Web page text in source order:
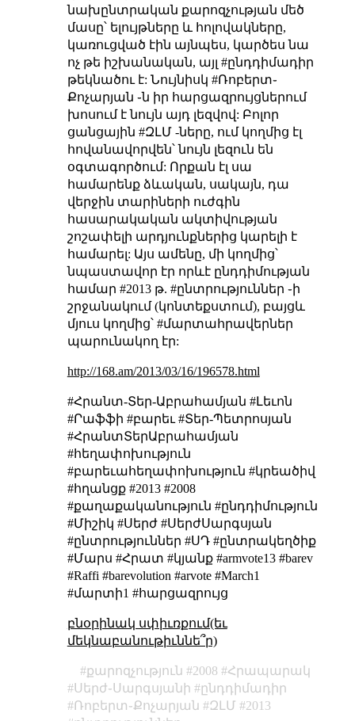
նախընտրական քարոզչության մեծ
մասը՝ ելույթները և հոլովակները,
կառուցված էին այնպես, կարծես նա
ոչ թե իշխանական, այլ #ընդդիմադիր
թեկնածու է: Նույնիսկ #Ռոբերտ֊
Քոչարյան ֊ն իր հարցազրույցներում
խոսում է նույն այդ լեզվով: Բոլոր
ցանցային #ԶԼՄ -ները, ում կողմից էլ
հովանավորվեն՝ նույն լեզուն են
օգտագործում: Որքան էլ սա
համարենք ձևական, սակայն, դա
վերջին տարիների ուժգին
հասարակական ակտիվության
շոշափելի արդյունքներից կարելի է
համարել: Այս ամենը, մի կողմից՝
նպաստավոր էր որևէ ընդդիմության
համար #2013 թ. #ընտրություններ ֊ի
շրջանակում (կոնտեքստում), բայցև
մյուս կողմից՝ #մարտահրավերներ
պարունակող էր:
http://168.am/2013/03/16/196578.html
#Հրանտ-Տեր-Աբրահամյան #Լեւոն
#Րաֆֆի #բարեւ #Տեր-Պետրոսյան
#ՀրանտՏերԱբրահամյան
#հեղափոխություն
#բարեւահեղափոխություն #կրեածիվ
#հղանցք #2013 #2008
#քաղաքականություն #ընդդիմություն
#Միշիկ #Սերժ #ՍերժՍարգսյան
#ընտրություններ #ՍԴ #ընտրակեղծիք
#Մարս #Հրատ #կյանք #armvote13 #barev
#Raffi #barevolution #arvote #March1
#մարտի1 #հարցազրույց
բնօրինակ սփիւռքում(եւ
մեկնաբանութիւննե՞ր)
քարոզչություն 2008
Հրապարակ
Սերժ֊Սարգսյանի
ընդդիմադիր
Ռոբերտ֊Քոչարյան
ԶԼՄ
2013